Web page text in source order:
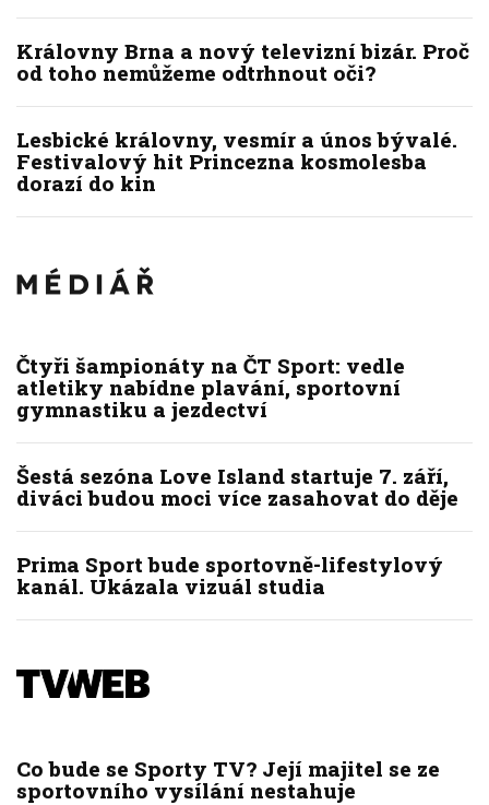
Královny Brna a nový televizní bizár. Proč
od toho nemůžeme odtrhnout oči?
Lesbické královny, vesmír a únos bývalé.
Festivalový hit Princezna kosmolesba
dorazí do kin
Čtyři šampionáty na ČT Sport: vedle
atletiky nabídne plavání, sportovní
gymnastiku a jezdectví
Šestá sezóna Love Island startuje 7. září,
diváci budou moci více zasahovat do děje
Prima Sport bude sportovně-lifestylový
kanál. Ukázala vizuál studia
Co bude se Sporty TV? Její majitel se ze
sportovního vysílání nestahuje